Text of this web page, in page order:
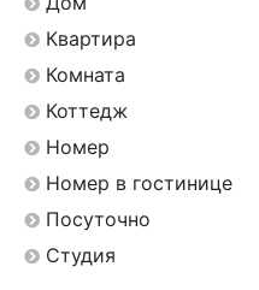
Квартира
Комната
Коттедж
Номер
Номер в гостинице
Посуточно
Студия